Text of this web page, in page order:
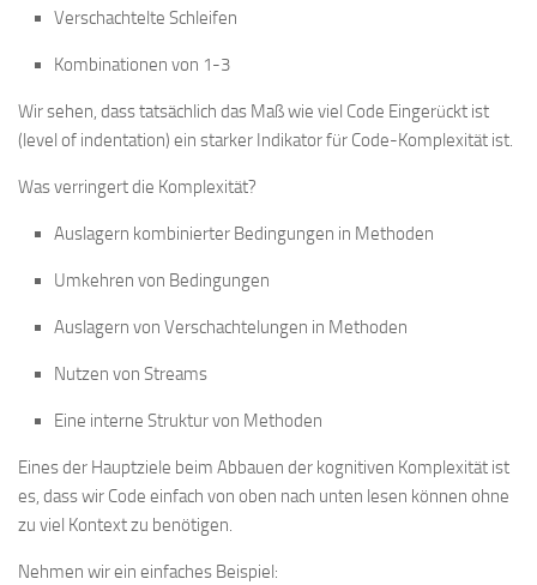
Verschachtelte Schleifen
Kombinationen von 1-3
Wir sehen, dass tatsächlich das Maß wie viel Code Eingerückt ist
(level of indentation) ein starker Indikator für Code-Komplexität ist.
Was verringert die Komplexität?
Auslagern kombinierter Bedingungen in Methoden
Umkehren von Bedingungen
Auslagern von Verschachtelungen in Methoden
Nutzen von Streams
Eine interne Struktur von Methoden
Eines der Hauptziele beim Abbauen der kognitiven Komplexität ist
es, dass wir Code einfach von oben nach unten lesen können ohne
zu viel Kontext zu benötigen.
Nehmen wir ein einfaches Beispiel: